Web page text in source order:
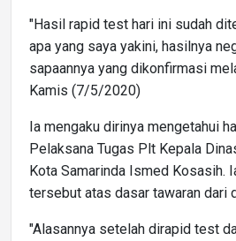
"Hasil rapid test hari ini sudah
apa yang saya yakini, hasilnya
sapaannya yang dikonfirmasi
Kamis (7/5/2020)
Ia mengaku dirinya mengetahui
Pelaksana Tugas Plt Kepala
Kota Samarinda Ismed Kosasih.
tersebut atas dasar tawaran dari
"Alasannya setelah dirapid test